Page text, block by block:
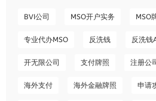
BVI公司 MSO开户实务 MSO
专业代办MSO 反洗钱 反洗钱
开无限公司 支付牌照 注册公
海外支付 海外金融牌照 申请